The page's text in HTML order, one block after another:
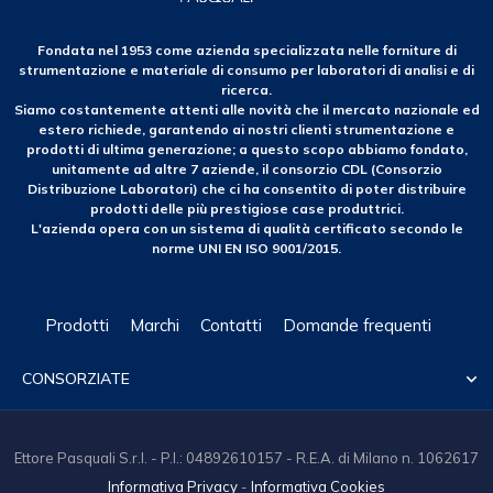
Fondata nel 1953 come azienda specializzata nelle forniture di
strumentazione e materiale di consumo per laboratori di analisi e di
ricerca.
Siamo costantemente attenti alle novità che il mercato nazionale ed
estero richiede, garantendo ai nostri clienti strumentazione e
prodotti di ultima generazione; a questo scopo abbiamo fondato,
unitamente ad altre 7 aziende, il consorzio CDL (Consorzio
Distribuzione Laboratori) che ci ha consentito di poter distribuire
prodotti delle più prestigiose case produttrici.
L'azienda opera con un sistema di qualità certificato secondo le
norme UNI EN ISO 9001/2015.
Prodotti Marchi Contatti Domande frequenti
CONSORZIATE 
Ettore Pasquali S.r.l. - P.I.: 04892610157 - R.E.A. di Milano n. 1062617
Informativa Privacy - Informativa Cookies